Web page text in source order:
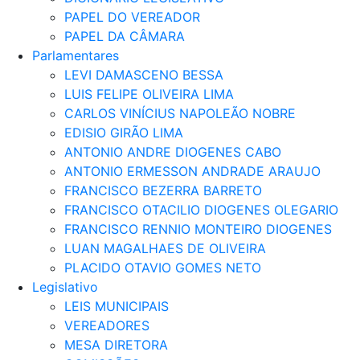
PAPEL DO VEREADOR
PAPEL DA CÂMARA
Parlamentares
LEVI DAMASCENO BESSA
LUIS FELIPE OLIVEIRA LIMA
CARLOS VINÍCIUS NAPOLEÃO NOBRE
EDISIO GIRÃO LIMA
ANTONIO ANDRE DIOGENES CABO
ANTONIO ERMESSON ANDRADE ARAUJO
FRANCISCO BEZERRA BARRETO
FRANCISCO OTACILIO DIOGENES OLEGARIO
FRANCISCO RENNIO MONTEIRO DIOGENES
LUAN MAGALHAES DE OLIVEIRA
PLACIDO OTAVIO GOMES NETO
Legislativo
LEIS MUNICIPAIS
VEREADORES
MESA DIRETORA